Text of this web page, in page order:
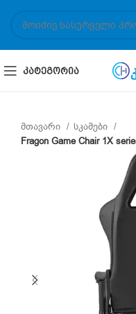
ᲙᲐᲢᲔᲒᲝᲠᲘᲐ
მთავარი
სკამები
Fragon Game Chair 1X